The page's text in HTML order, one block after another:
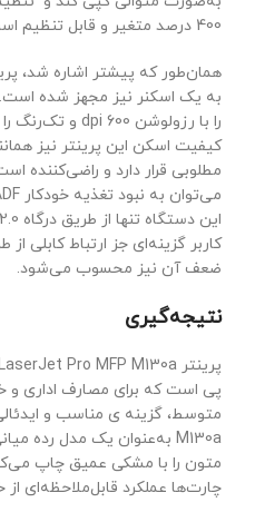
400 درصد متغیر و قابل تنظیم است.
به یک اسکنر نیز مجهز شده است.
کیفیت اسکن این پرینتر نیز
ضعف آن نیز محسوب می‌شود.
نتیجه‌گیری
پی است که برای مصارف اداری و
متوسط، گزینه ی مناسب و
متون را با مشکی عمیق چاپ
چارت‌ها عملکرد قابل‌ملاحظه‌ای